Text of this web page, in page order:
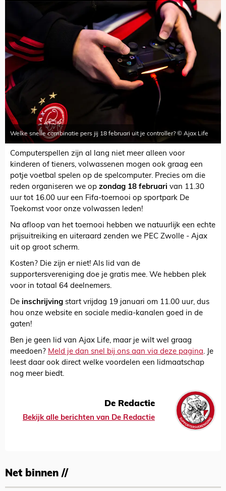
Welke snelle combinatie pers jij 18 februari uit je controller? © Ajax Life
Computerspellen zijn al lang niet meer alleen voor
kinderen of tieners, volwassenen mogen ook graag een
potje voetbal spelen op de spelcomputer. Precies om die
reden organiseren we op zondag 18 februari van 11.30
uur tot 16.00 uur een Fifa-toernooi op sportpark De
Toekomst voor onze volwassen leden!
Na afloop van het toernooi hebben we natuurlijk een echte
prijsuitreiking en uiteraard zenden we PEC Zwolle - Ajax
uit op groot scherm.
Kosten? Die zijn er niet! Als lid van de
supportersvereniging doe je gratis mee. We hebben plek
voor in totaal 64 deelnemers.
De inschrijving start vrijdag 19 januari om 11.00 uur, dus
hou onze website en sociale media-kanalen goed in de
gaten!
Ben je geen lid van Ajax Life, maar je wilt wel graag
meedoen? Meld je dan snel bij ons aan via deze pagina. Je
leest daar ook direct welke voordelen een lidmaatschap
nog meer biedt.
De Redactie
Bekijk alle berichten van De Redactie
Net binnen //